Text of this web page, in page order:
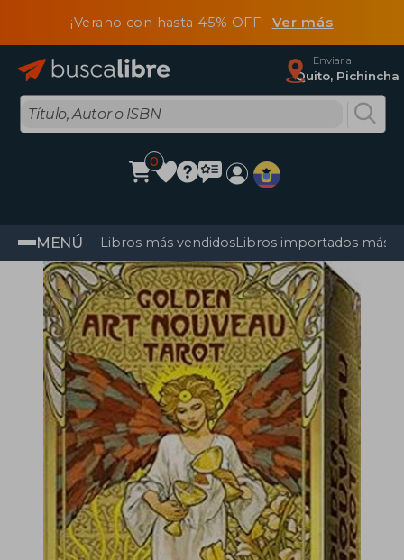
¡Verano con hasta 45% OFF! Ver más
Enviar a
Quito, Pichincha
0
MENÚ Libros más vendidosLibros importados más